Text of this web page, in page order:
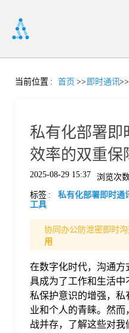
首
格
当前位置 : 首页 >> 即时通讯>>
私有化部署即
效率的双重保
2025-08-29 15:37 浏览次
标签 : 私有化部署即时通
工具
协同办公防泄密即时
用
在数字化时代，沟通方
具成为了工作和生活中
私保护意识的增强，
业和个人的青睐。然
战并存，了解这些对